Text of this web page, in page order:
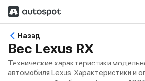
Назад
Вес Lexus RX
Технические характеристики
автомобиля Lexus. Характеристики и